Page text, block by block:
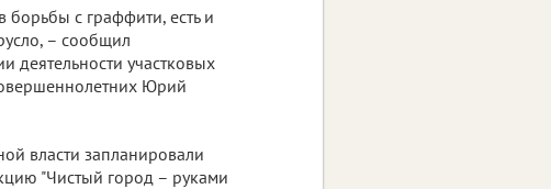
с граффити, есть и
– сообщил
деятельности участковых
Юрий
власти запланировали
"Чистый город – руками